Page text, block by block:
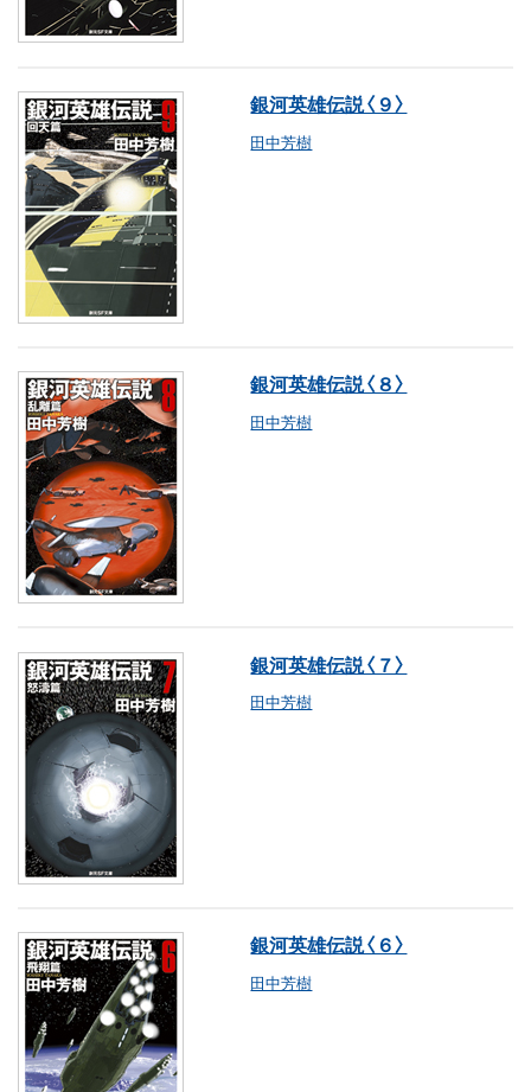
銀河英雄伝説〈９〉
田中芳樹
銀河英雄伝説〈８〉
田中芳樹
銀河英雄伝説〈７〉
田中芳樹
銀河英雄伝説〈６〉
田中芳樹